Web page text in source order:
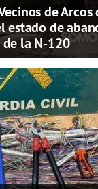
de
estado de
la N-120